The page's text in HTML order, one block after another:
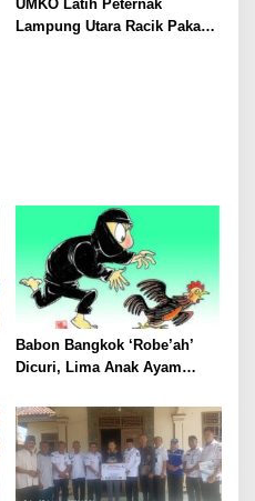
Tahun, Nyaris Diamuk Massa
UMKO Latih Peternak
Lampung Utara Racik Pakan
Babon Bangkok ‘Robe’ah’
Dicuri, Lima Anak Ayam
Gang Jalaba Kotabumi Heboh